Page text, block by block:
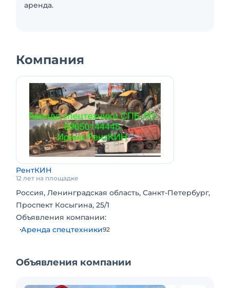
аренда.
Компания
РентКИН
12 лет на площадке
Россия, Ленинградская область, Санкт-Петербург,
Проспект Косыгина, 25/1
Объявления компании:
Аренда спецтехники92
Объявления компании